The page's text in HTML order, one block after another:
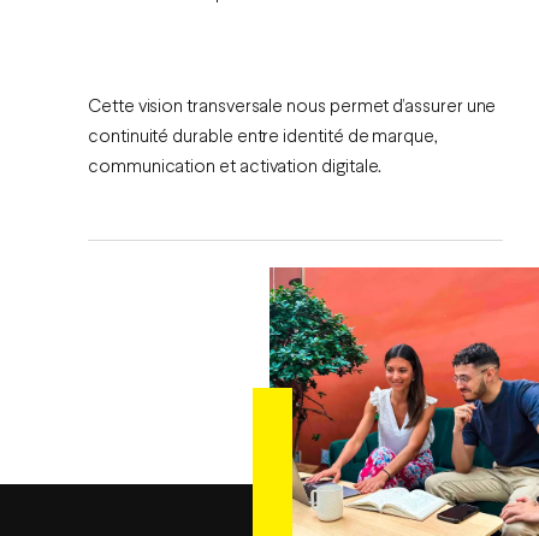
Cette vision transversale nous permet d’assurer une
continuité durable entre identité de marque,
communication et activation digitale.